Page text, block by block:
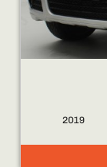
2019